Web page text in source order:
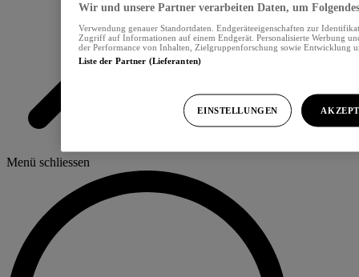
Menü schliessen
Wir und unsere Partner verarbeiten Daten, um
Verwendung genauer Standortdaten. Endgeräteeigenschaften zur
Zugriff auf Informationen auf einem Endgerät. Personalisierte Werbung
der Performance von Inhalten, Zielgruppenforschung sowie Entwicklung
Liste der Partner (Lieferanten)
EINSTELLUNGEN